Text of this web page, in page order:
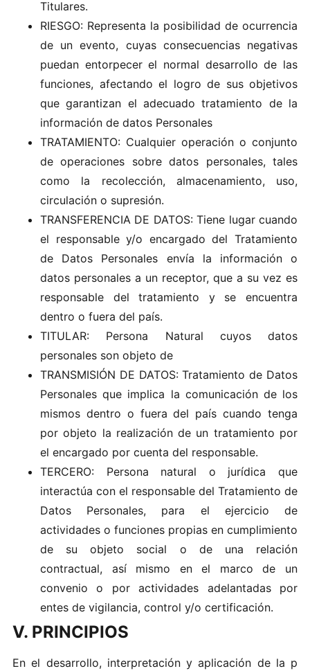
Titulares.
RIESGO: Representa la posibilidad de ocurrencia
de un evento, cuyas consecuencias negativas
puedan entorpecer el normal desarrollo de las
funciones, afectando el logro de sus objetivos
que garantizan el adecuado tratamiento de la
información de datos Personales
TRATAMIENTO: Cualquier operación o conjunto
de operaciones sobre datos personales, tales
como la recolección, almacenamiento, uso,
circulación o supresión.
TRANSFERENCIA DE DATOS: Tiene lugar cuando
el responsable y/o encargado del Tratamiento
de Datos Personales envía la información o
datos personales a un receptor, que a su vez es
responsable del tratamiento y se encuentra
dentro o fuera del país.
TITULAR: Persona Natural cuyos datos
personales son objeto de
TRANSMISIÓN DE DATOS: Tratamiento de Datos
Personales que implica la comunicación de los
mismos dentro o fuera del país cuando tenga
por objeto la realización de un tratamiento por
el encargado por cuenta del responsable.
TERCERO: Persona natural o jurídica que
interactúa con el responsable del Tratamiento de
Datos Personales, para el ejercicio de
actividades o funciones propias en cumplimiento
de su objeto social o de una relación
contractual, así mismo en el marco de un
convenio o por actividades adelantadas por
entes de vigilancia, control y/o certificación.
V. PRINCIPIOS
En el desa‍rr‍ollo,‍ i nt‌er‌p​re t​aci ón​ y apl​icació‌n‌ de​ la p​